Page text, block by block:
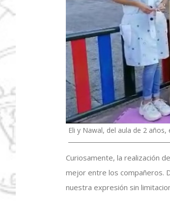
Eli y Nawal, del aula de 2
Curiosamente, la realización
mejor entre los compañeros.
nuestra expresión sin